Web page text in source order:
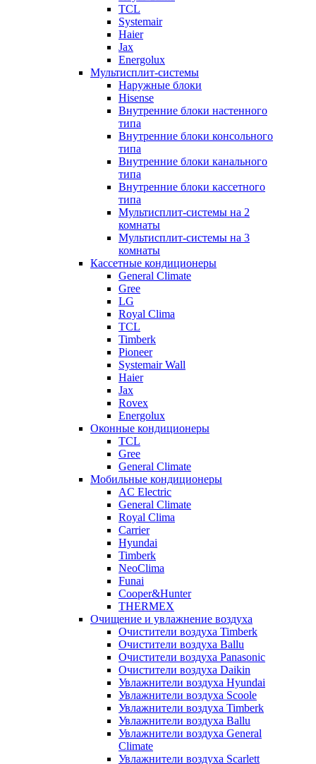
TCL
Systemair
Haier
Jax
Energolux
Мультисплит-системы
Наружные блоки
Hisense
Внутренние блоки настенного
типа
Внутренние блоки консольного
типа
Внутренние блоки канального
типа
Внутренние блоки кассетного
типа
Мультисплит-системы на 2
комнаты
Мультисплит-системы на 3
комнаты
Кассетные кондиционеры
General Climate
Gree
LG
Royal Clima
TCL
Timberk
Pioneer
Systemair Wall
Haier
Jax
Rovex
Energolux
Оконные кондиционеры
TCL
Gree
General Climate
Мобильные кондиционеры
AC Electric
General Climate
Royal Clima
Carrier
Hyundai
Timberk
NeoClima
Funai
Cooper&Hunter
THERMEX
Очищение и увлажнение воздуха
Очистители воздуха Timberk
Очистители воздуха Ballu
Очистители воздуха Panasonic
Очистители воздуха Daikin
Увлажнители воздуха Hyundai
Увлажнители воздуха Scoole
Увлажнители воздуха Timberk
Увлажнители воздуха Ballu
Увлажнители воздуха General
Climate
Увлажнители воздуха Scarlett